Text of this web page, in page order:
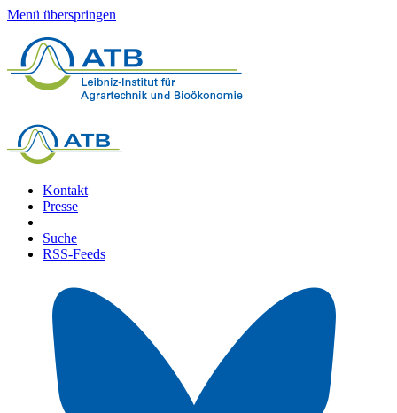
Menü überspringen
Kontakt
Presse
Suche
RSS-Feeds